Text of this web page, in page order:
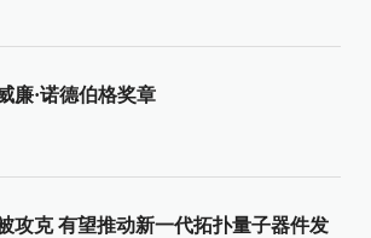
廉·诺德伯格奖章
攻克 有望推动新一代拓扑量子器件发